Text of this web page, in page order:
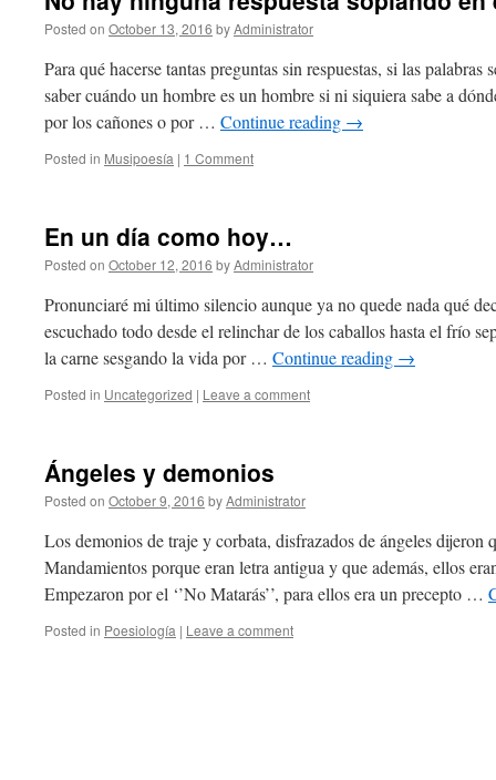
Posted on October 13, 2016 byAdministrator
Para qué hacerse tantas preguntas sin respuestas, si las
saber cuándo un hombre es un hombre si ni siquiera sabe a
por los cañones o por … Continue reading →
Posted in Musipoesía | 1 Comment
En un día como hoy…
Posted on October 12, 2016 byAdministrator
Pronunciaré mi último silencio aunque ya no quede nada qué
escuchado todo desde el relinchar de los caballos hasta el frío
la carne sesgando la vida por … Continue reading →
Posted in Uncategorized | Leave a comment
Ángeles y demonios
Posted on October 9, 2016 byAdministrator
Los demonios de traje y corbata, disfrazados de ángeles dijeron
Mandamientos porque eran letra antigua y que además, ellos
Empezaron por el ‘’No Matarás’’, para ellos era un precepto …
Posted in Poesiología | Leave a comment